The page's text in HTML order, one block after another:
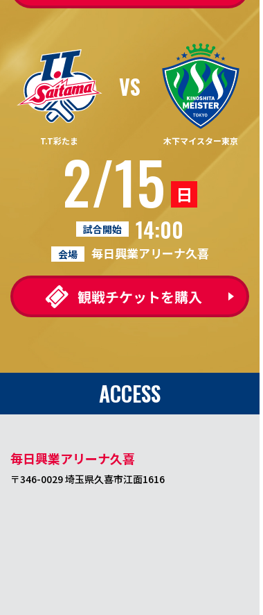
T.T彩たま 木下マイスター東京
2/15 日
試合開始 14:00
会場 毎日興業アリーナ久喜
ACCESS
毎日興業アリーナ久喜
〒346-0029 埼玉県久喜市江面1616